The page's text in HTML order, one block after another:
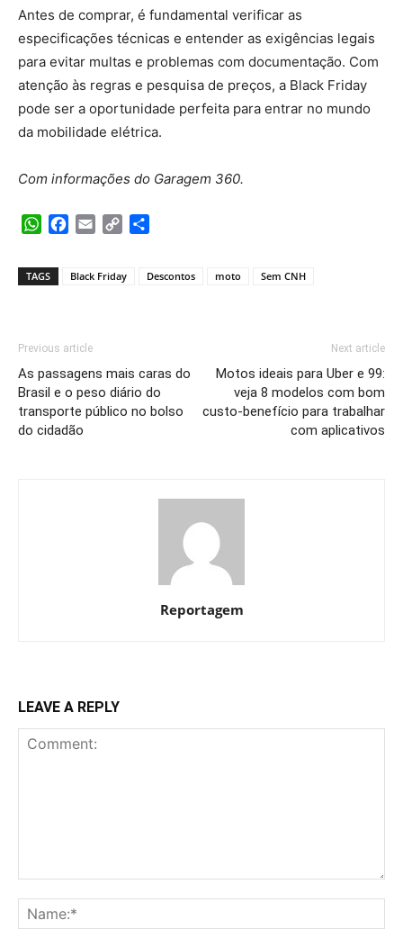
Antes de comprar, é fundamental verificar as
especificações técnicas e entender as exigências legais
para evitar multas e problemas com documentação. Com
atenção às regras e pesquisa de preços, a Black Friday
pode ser a oportunidade perfeita para entrar no mundo
da mobilidade elétrica.
Com informações do Garagem 360.
WhatsApp
Facebook
Email Copy
TAGS Black Friday Descontos moto Sem CNH
Previous article
As passagens mais caras do
Brasil e o peso diário do
transporte público no bolso
do cidadão
Next article
Motos ideais para Uber e 99:
veja 8 modelos com bom
custo-benefício para trabalhar
com aplicativos
Reportagem
LEAVE A REPLY